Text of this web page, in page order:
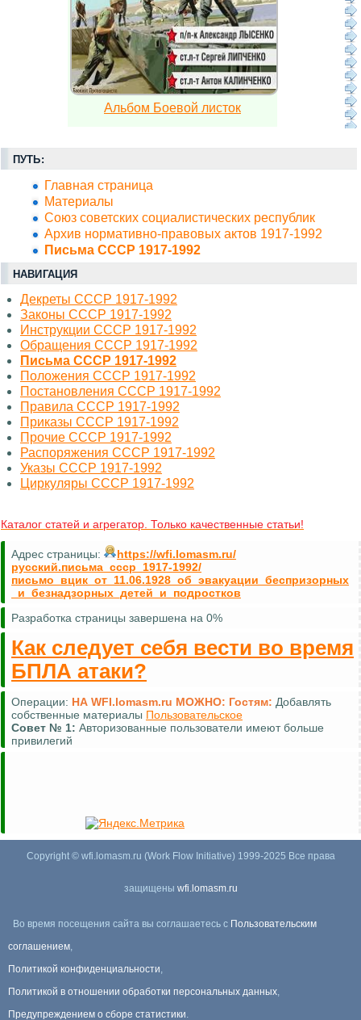
Альбом Боевой листок
ПУТЬ:
Главная страница
Материалы
Союз советских социалистических республик
Архив нормативно-правовых актов 1917-1992
Письма СССР 1917-1992
НАВИГАЦИЯ
Декреты СССР 1917-1992
Законы СССР 1917-1992
Инструкции СССР 1917-1992
Обращения СССР 1917-1992
Письма СССР 1917-1992
Положения СССР 1917-1992
Постановления СССР 1917-1992
Правила СССР 1917-1992
Приказы СССР 1917-1992
Прочие СССР 1917-1992
Распоряжения СССР 1917-1992
Указы СССР 1917-1992
Циркуляры СССР 1917-1992
Каталог статей и агрегатор. Только качественные статьи!
Адрес страницы:
https://wfi.lomasm.ru/
русский.письма_ссср_1917-1992/
письмо_вцик_от_11.06.1928_об_эвакуации_беспризорных
_и_безнадзорных_детей_и_подростков
Разработка страницы завершена на 0%
Как следует себя вести во время
БПЛА атаки?
Операции: НА WFI.lomasm.ru МОЖНО: Гостям: Добавлять
собственные материалы Пользовательское
Совет № 1: Авторизованные пользователи имеют больше
привилегий
Copyright © wfi.lomasm.ru (Work Flow Initiative) 1999-2025 Все права
защищены wfi.lomasm.ru
Во время посещения сайта вы соглашаетесь с Пользовательским
соглашением,
Политикой конфиденциальности,
Политикой в отношении обработки персональных данных,
Предупреждением о сборе статистики.